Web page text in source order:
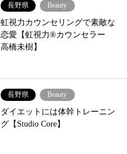
長野県 Beauty
虹視力カウンセリングで素敵な
恋愛【虹視力®カウンセラー
高橋未樹】
長野県 Beauty
ダイエットには体幹トレーニン
グ【Studio Core】